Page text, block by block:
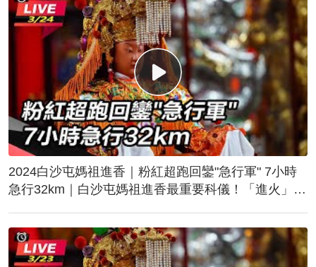
2024白沙屯媽祖進香｜粉紅超跑回鑾"急行軍" 7小時
急行32km｜白沙屯媽祖進香最重要科儀！「進火」儀